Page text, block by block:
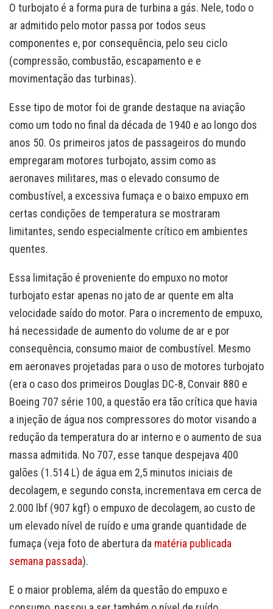
O turbojato é a forma pura de turbina a gás. Nele, todo o
ar admitido pelo motor passa por todos seus
componentes e, por consequência, pelo seu ciclo
(compressão, combustão, escapamento e e
movimentação das turbinas).
Esse tipo de motor foi de grande destaque na aviação
como um todo no final da década de 1940 e ao longo dos
anos 50. Os primeiros jatos de passageiros do mundo
empregaram motores turbojato, assim como as
aeronaves militares, mas o elevado consumo de
combustível, a excessiva fumaça e o baixo empuxo em
certas condições de temperatura se mostraram
limitantes, sendo especialmente crítico em ambientes
quentes.
Essa limitação é proveniente do empuxo no motor
turbojato estar apenas no jato de ar quente em alta
velocidade saído do motor. Para o incremento de empuxo,
há necessidade de aumento do volume de ar e por
consequência, consumo maior de combustível. Mesmo
em aeronaves projetadas para o uso de motores turbojato
(era o caso dos primeiros Douglas DC-8, Convair 880 e
Boeing 707 série 100, a questão era tão crítica que havia
a injeção de água nos compressores do motor visando a
redução da temperatura do ar interno e o aumento de sua
massa admitida. No 707, esse tanque despejava 400
galões (1.514 L) de água em 2,5 minutos iniciais de
decolagem, e segundo consta, incrementava em cerca de
2.000 lbf (907 kgf) o empuxo de decolagem, ao custo de
um elevado nível de ruído e uma grande quantidade de
fumaça (veja foto de abertura da matéria publicada
semana passada).
E o maior problema, além da questão do empuxo e